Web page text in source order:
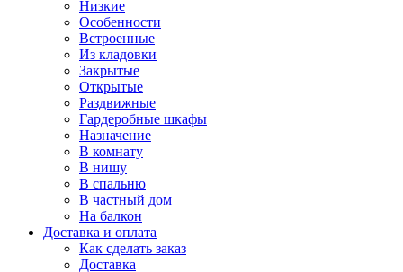
Низкие
Особенности
Встроенные
Из кладовки
Закрытые
Открытые
Раздвижные
Гардеробные шкафы
Назначение
В комнату
В нишу
В спальню
В частный дом
На балкон
Доставка и оплата
Как сделать заказ
Доставка